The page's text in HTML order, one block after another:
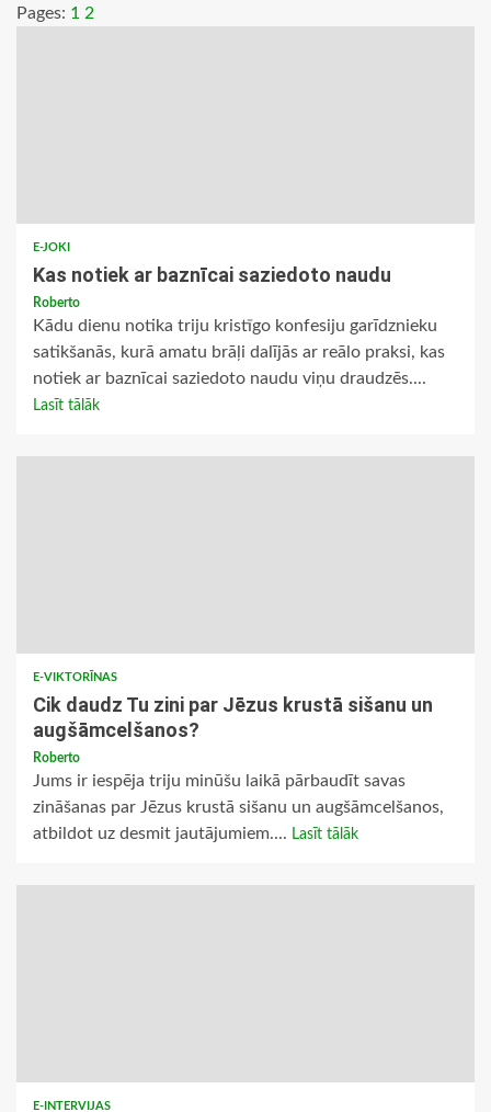
Pages: 1 2
E-JOKI
Kas notiek ar baznīcai saziedoto naudu
Roberto
Kādu dienu notika triju kristīgo konfesiju garīdznieku
satikšanās, kurā amatu brāļi dalījās ar reālo praksi, kas
notiek ar baznīcai saziedoto naudu viņu draudzēs....
Lasīt tālāk
E-VIKTORĪNAS
Cik daudz Tu zini par Jēzus krustā sišanu un
augšāmcelšanos?
Roberto
Jums ir iespēja triju minūšu laikā pārbaudīt savas
zināšanas par Jēzus krustā sišanu un augšāmcelšanos,
atbildot uz desmit jautājumiem.... Lasīt tālāk
E-INTERVIJAS